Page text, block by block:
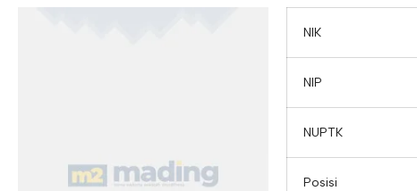
NIK
NIP
NUPTK
Posisi